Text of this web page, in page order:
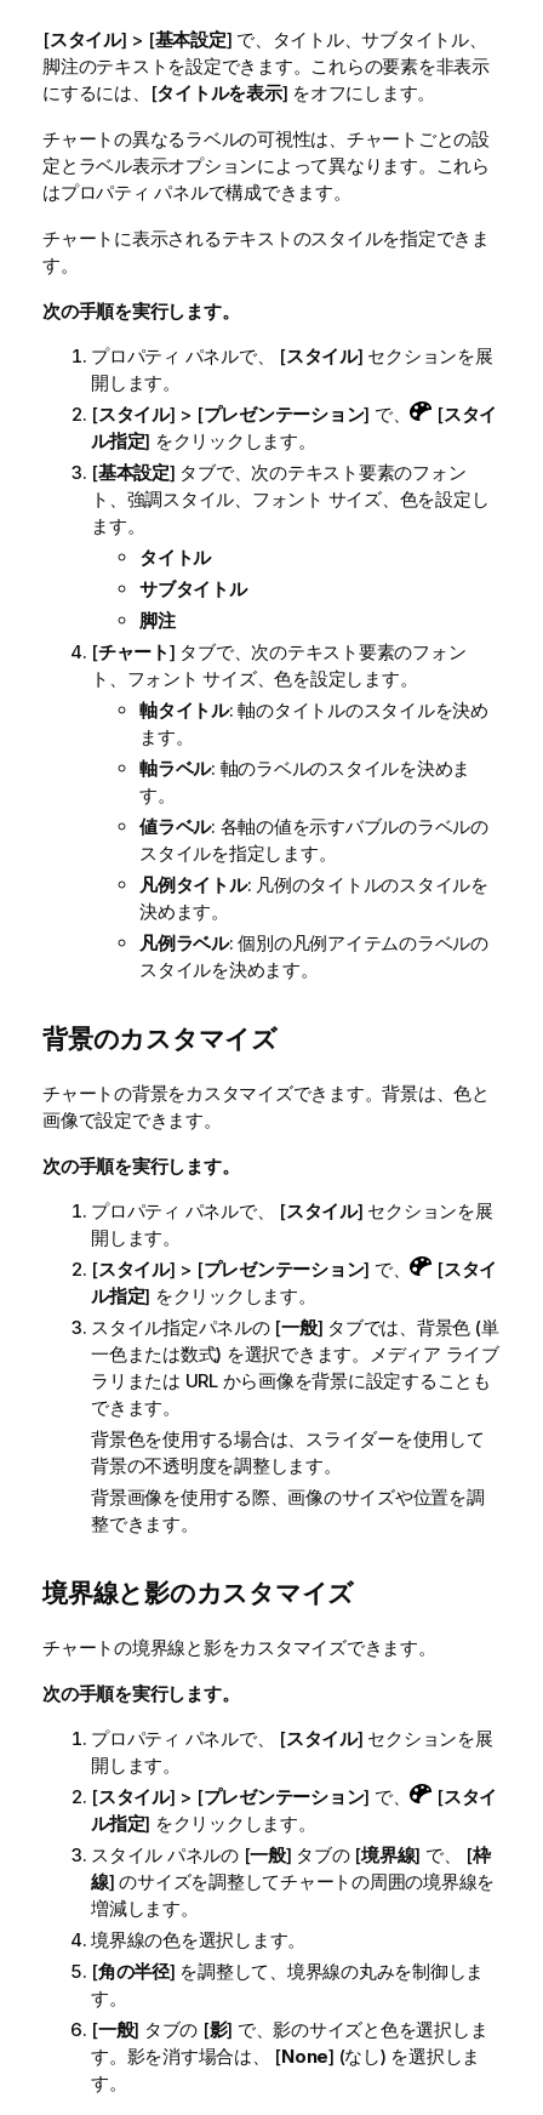
[スタイル] > [基本設定] で、タイトル、サブタイトル、
脚注のテキストを設定できます。これらの要素を非表示
にするには、[タイトルを表示] をオフにします。
チャートの異なるラベルの可視性は、チャートごとの設
定とラベル表示オプションによって異なります。これら
はプロパティ パネルで構成できます。
チャートに表示されるテキストのスタイルを指定できま
す。
次の手順を実行します。
プロパティ パネルで、 [スタイル] セクションを展
開します。
[スタイル] > [プレゼンテーション] で、 [スタイ
ル指定] をクリックします。
[基本設定] タブで、次のテキスト要素のフォン
ト、強調スタイル、フォント サイズ、色を設定し
ます。
タイトル
サブタイトル
脚注
[チャート] タブで、次のテキスト要素のフォン
ト、フォント サイズ、色を設定します。
軸タイトル: 軸のタイトルのスタイルを決め
ます。
軸ラベル: 軸のラベルのスタイルを決めま
す。
値ラベル: 各軸の値を示すバブルのラベルの
スタイルを指定します。
凡例タイトル: 凡例のタイトルのスタイルを
決めます。
凡例ラベル: 個別の凡例アイテムのラベルの
スタイルを決めます。
背景のカスタマイズ
チャートの背景をカスタマイズできます。背景は、色と
画像で設定できます。
次の手順を実行します。
プロパティ パネルで、 [スタイル] セクションを展
開します。
[スタイル] > [プレゼンテーション] で、 [スタイ
ル指定] をクリックします。
スタイル指定パネルの [一般] タブでは、背景色 (単
一色または数式) を選択できます。メディア ライブ
ラリまたは URL から画像を背景に設定することも
できます。
背景色を使用する場合は、スライダーを使用して
背景の不透明度を調整します。
背景画像を使用する際、画像のサイズや位置を調
整できます。
境界線と影のカスタマイズ
チャートの境界線と影をカスタマイズできます。
次の手順を実行します。
プロパティ パネルで、 [スタイル] セクションを展
開します。
[スタイル] > [プレゼンテーション] で、 [スタイ
ル指定] をクリックします。
スタイル パネルの [一般] タブの [境界線] で、 [枠
線] のサイズを調整してチャートの周囲の境界線を
増減します。
境界線の色を選択します。
[角の半径] を調整して、境界線の丸みを制御しま
す。
[一般] タブの [影] で、影のサイズと色を選択しま
す。影を消す場合は、 [None] (なし) を選択しま
す。